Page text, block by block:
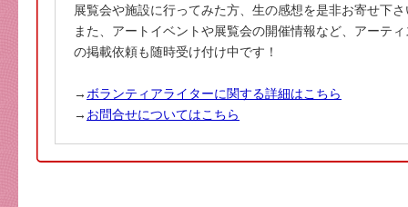
展覧会や施設に行ってみた方、生の感想を是非お寄せ下さ
また、アートイベントや展覧会の開催情報など、アーテ
の掲載依頼も随時受け付け中です！
→ ボランティアライターに関する詳細はこちら
→ お問合せについてはこちら